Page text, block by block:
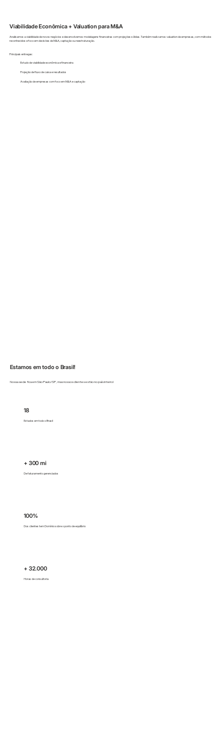
Viabilidade Econômica + Valuation para M&A
Analisamos a viabilidade de novos negócios e desenvolvemos modelagens financeiras com projeções sólidas. Também realizamos valuation de empresas, com métodos
reconhecidos e foco em decisões de M&A, captação ou reestruturação.
Principais entregas:
Estudo de viabilidade econômica e financeira
Projeção de fluxo de caixa e resultados
Avaliação de empresas com foco em M&A e captação
Estamos em todo o Brasil!
Nossa sede fica em São Paulo/SP, mas nossos clientes estão no país inteiro!
18
Estados em todo o Brasil
+ 300 mi
De faturamento gerenciados
100%
Dos clientes tem Domínio sobre o ponto de equilíbrio
+ 32.000
Horas de consultoria